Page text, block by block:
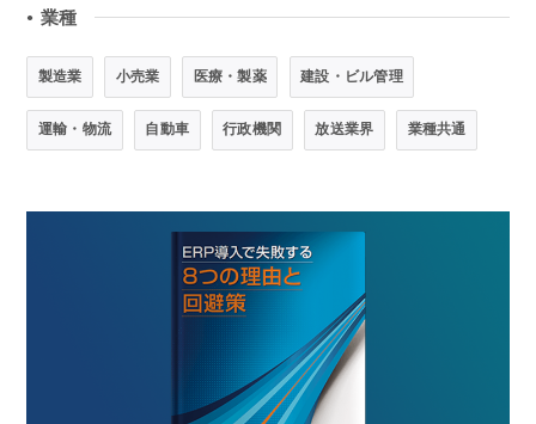
● 業種
製造業 小売業 医療・製薬 建設・ビル管理
運輸・物流 自動車 行政機関 放送業界 業種共通